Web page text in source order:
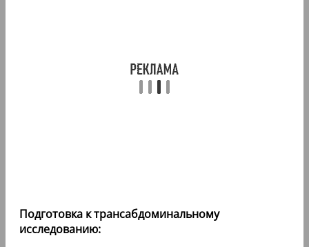
Подготовка к трансабдоминальному
исследованию: